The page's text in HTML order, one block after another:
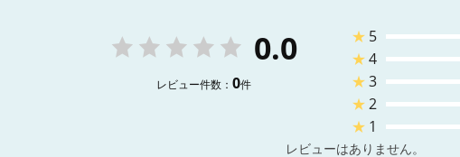
0.0
レビュー件数： 0件
★ 5
★4
★3
★2
★ 1
レビューはありません。